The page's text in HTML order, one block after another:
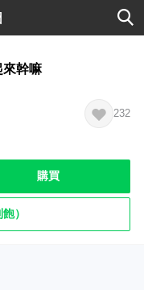
來幹嘛
232
購買
）